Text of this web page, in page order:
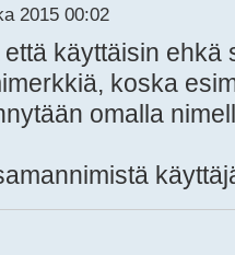
2015 00:02
käyttäisin ehkä
koska
omalla